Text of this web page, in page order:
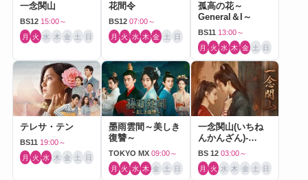
一念関山
BS12 15:00～
月 火 水 木 金 土 日
花間令
BS12 07:00～
月 火 水 木 金 土 日
孤高の花～
General＆I～
BS11 13:00～
月 火 水 木 金 土 日
テレサ・テン
BS11 19:00～
月 火 水 木 金 土 日
墨雨雲間～美しき
復讐～
TOKYO MX 09:00～
月 火 水 木 金 土 日
一念関山(いちね
んかんざん)-
Journey to Love-
BS 12 03:00～
月 火 水 木 金 土 日